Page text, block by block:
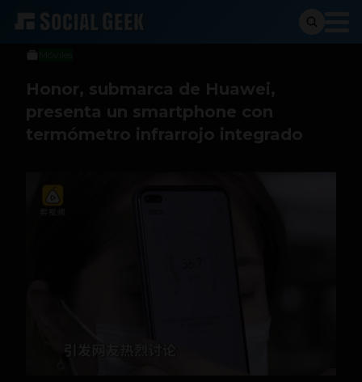
Sergio Ramos
3 de junio de 2020
Honor, submarca de Huawei,
presenta un smartphone con
termómetro infrarrojo integrado